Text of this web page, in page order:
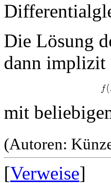
Die Lösung
dann implizit
mit
(Autoren:
[Verweise]